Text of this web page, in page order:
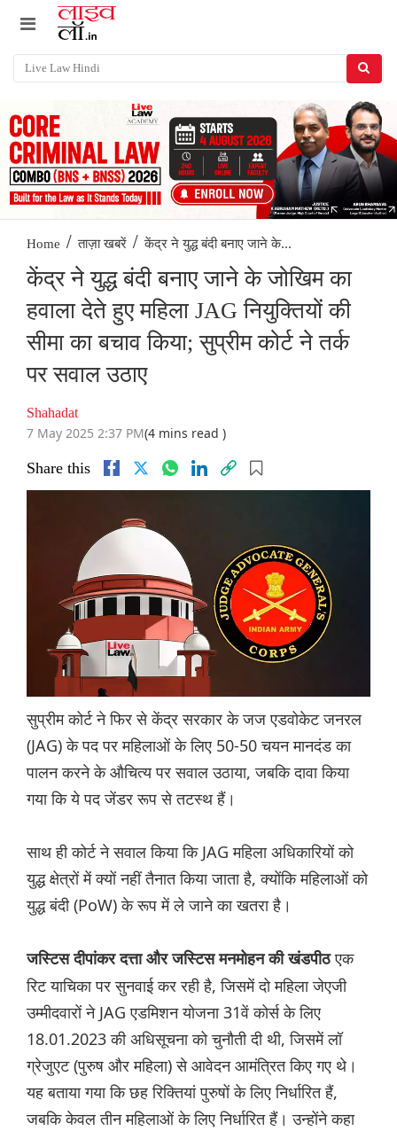
Home / ताज़ा खबरें / केंद्र ने युद्ध बंदी बनाए जाने के...
केंद्र ने युद्ध बंदी बनाए जाने के जोखिम का
हवाला देते हुए महिला JAG नियुक्तियों की
सीमा का बचाव किया; सुप्रीम कोर्ट ने तर्क
पर सवाल उठाए
Shahadat
7 May 2025 2:37 PM(4 mins read )
Share this
सुप्रीम कोर्ट ने फिर से केंद्र सरकार के जज एडवोकेट जनरल
(JAG) के पद पर महिलाओं के लिए 50-50 चयन मानदंड का
पालन करने के औचित्य पर सवाल उठाया, जबकि दावा किया
गया कि ये पद जेंडर रूप से तटस्थ हैं।
साथ ही कोर्ट ने सवाल किया कि JAG महिला अधिकारियों को
युद्ध क्षेत्रों में क्यों नहीं तैनात किया जाता है, क्योंकि महिलाओं को
युद्ध बंदी (PoW) के रूप में ले जाने का खतरा है।
जस्टिस दीपांकर दत्ता और जस्टिस मनमोहन की खंडपीठएक
रिट याचिका पर सुनवाई कर रही है, जिसमें दो महिला जेएजी
उम्मीदवारों ने JAG एडमिशन योजना 31वें कोर्स के लिए
18.01.2023 की अधिसूचना को चुनौती दी थी, जिसमें लॉ
ग्रेजुएट (पुरुष और महिला) से आवेदन आमंत्रित किए गए थे।
यह बताया गया कि छह रिक्तियां पुरुषों के लिए निर्धारित हैं,
जबकि केवल तीन महिलाओं के लिए निर्धारित हैं। उन्होंने कहा